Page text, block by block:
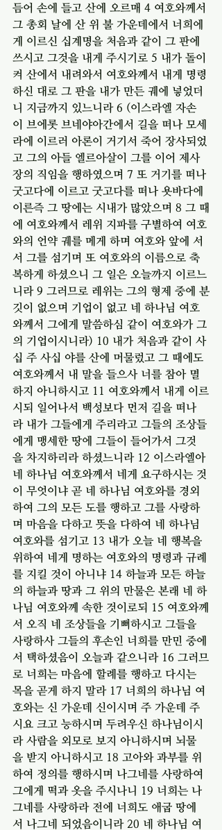
듬어 손에 들고 산에 오르매 4 여호와께서
그 총회 날에 산 위 불 가운데에서 너희에
게 이르신 십계명을 처음과 같이 그 판에
쓰시고 그것을 내게 주시기로 5 내가 돌이
켜 산에서 내려와서 여호와께서 내게 명령
하신 대로 그 판을 내가 만든 궤에 넣었더
니 지금까지 있느니라 6 (이스라엘 자손
이 브에롯 브네야아간에서 길을 떠나 모세
라에 이르러 아론이 거기서 죽어 장사되었
고 그의 아들 엘르아살이 그를 이어 제사
장의 직임을 행하였으며 7 또 거기를 떠나
굿고다에 이르고 굿고다를 떠나 욧바다에
이른즉 그 땅에는 시내가 많았으며 8 그 때
에 여호와께서 레위 지파를 구별하여 여호
와의 언약 궤를 메게 하며 여호와 앞에 서
서 그를 섬기며 또 여호와의 이름으로 축
복하게 하셨으니 그 일은 오늘까지 이르느
니라 9 그러므로 레위는 그의 형제 중에 분
깃이 없으며 기업이 없고 네 하나님 여호
와께서 그에게 말씀하심 같이 여호와가 그
의 기업이시니라) 10 내가 처음과 같이 사
십 주 사십 야를 산에 머물렀고 그 때에도
여호와께서 내 말을 들으사 너를 참아 멸
하지 아니하시고 11 여호와께서 내게 이르
시되 일어나서 백성보다 먼저 길을 떠나
라 내가 그들에게 주리라고 그들의 조상들
에게 맹세한 땅에 그들이 들어가서 그것
을 차지하리라 하셨느니라 12 이스라엘아
네 하나님 여호와께서 네게 요구하시는 것
이 무엇이냐 곧 네 하나님 여호와를 경외
하여 그의 모든 도를 행하고 그를 사랑하
며 마음을 다하고 뜻을 다하여 네 하나님
여호와를 섬기고 13 내가 오늘 네 행복을
위하여 네게 명하는 여호와의 명령과 규례
를 지킬 것이 아니냐 14 하늘과 모든 하늘
의 하늘과 땅과 그 위의 만물은 본래 네 하
나님 여호와께 속한 것이로되 15 여호와께
서 오직 네 조상들을 기뻐하시고 그들을
사랑하사 그들의 후손인 너희를 만민 중에
서 택하셨음이 오늘과 같으니라 16 그러므
로 너희는 마음에 할례를 행하고 다시는
목을 곧게 하지 말라 17 너희의 하나님 여
호와는 신 가운데 신이시며 주 가운데 주
시요 크고 능하시며 두려우신 하나님이시
라 사람을 외모로 보지 아니하시며 뇌물
을 받지 아니하시고 18 고아와 과부를 위
하여 정의를 행하시며 나그네를 사랑하여
그에게 떡과 옷을 주시나니 19 너희는 나
그네를 사랑하라 전에 너희도 애굽 땅에
서 나그네 되었음이니라 20 네 하나님 여